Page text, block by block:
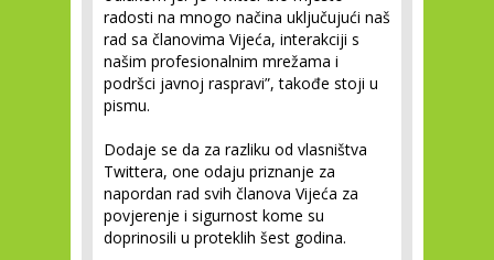
radosti na mnogo načina uključujući naš
rad sa članovima Vijeća, interakciji s
našim profesionalnim mrežama i
podršci javnoj raspravi”, takođe stoji u
pismu.
Dodaje se da za razliku od vlasništva
Twittera, one odaju priznanje za
napordan rad svih članova Vijeća za
povjerenje i sigurnost kome su
doprinosili u proteklih šest godina.